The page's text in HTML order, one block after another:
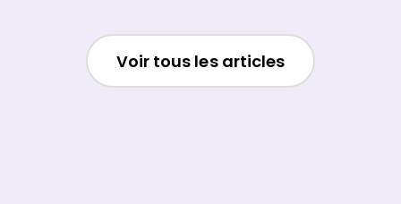
recherches en neurosciences sur la
manière dont le cerveau apprend.
Voir tous les articles